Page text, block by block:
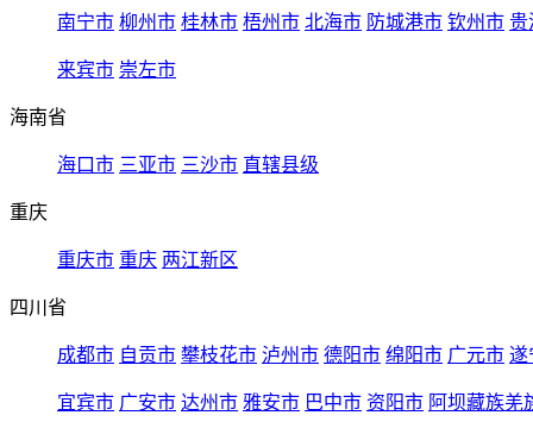
南宁市 柳州市 桂林市 梧州市 北海市 防城港市 钦州市 贵
来宾市 崇左市
海南省
海口市 三亚市 三沙市 直辖县级
重庆
重庆市 重庆 两江新区
四川省
成都市 自贡市 攀枝花市 泸州市 德阳市 绵阳市 广元市 遂
宜宾市 广安市 达州市 雅安市 巴中市 资阳市 阿坝藏族羌